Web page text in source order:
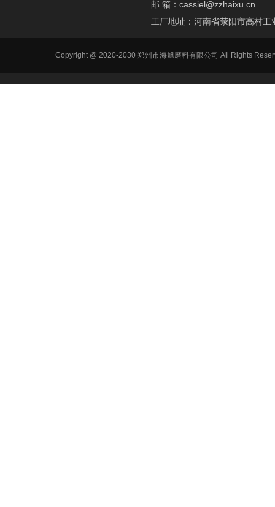
邮 箱： cassiel@zzhaixu.cn
工厂地址：河南省荥阳市高村工
Copyright @ 2020-2030 郑州市海旭磨料有限公司 All Rights